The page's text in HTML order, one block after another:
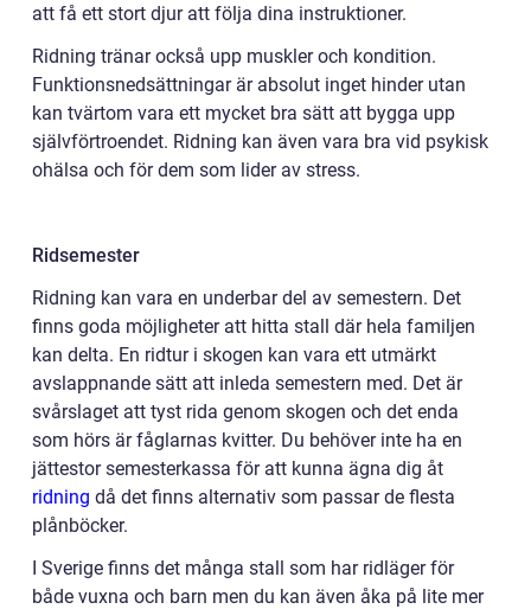
att få ett stort djur att följa dina instruktioner.
Ridning tränar också upp muskler och kondition.
Funktionsnedsättningar är absolut inget hinder utan
kan tvärtom vara ett mycket bra sätt att bygga upp
självförtroendet. Ridning kan även vara bra vid psykisk
ohälsa och för dem som lider av stress.
Ridsemester
Ridning kan vara en underbar del av semestern. Det
finns goda möjligheter att hitta stall där hela familjen
kan delta. En ridtur i skogen kan vara ett utmärkt
avslappnande sätt att inleda semestern med. Det är
svårslaget att tyst rida genom skogen och det enda
som hörs är fåglarnas kvitter. Du behöver inte ha en
jättestor semesterkassa för att kunna ägna dig åt
ridning då det finns alternativ som passar de flesta
plånböcker.
I Sverige finns det många stall som har ridläger för
både vuxna och barn men du kan även åka på lite mer